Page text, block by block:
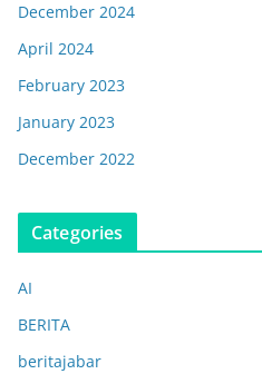
December 2024
April 2024
February 2023
January 2023
December 2022
Categories
AI
BERITA
beritajabar